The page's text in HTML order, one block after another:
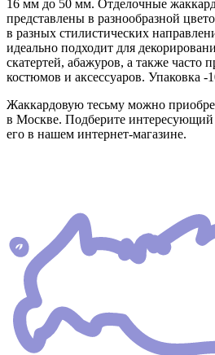
16 мм до 50 мм. Отделочные
представлены в разнообразной
в разных стилистических
идеально подходит для
скатертей, абажуров, а также часто
костюмов и аксессуаров. Упаковка -
Жаккардовую тесьму можно
в Москве. Подберите интересующий
его в нашем интернет-магазине.